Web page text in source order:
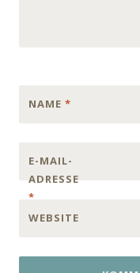
NAME *
E-MAIL-
ADRESSE
*
WEBSITE